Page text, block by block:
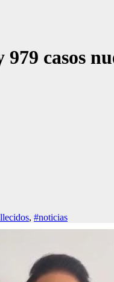
979 casos
, #noticias